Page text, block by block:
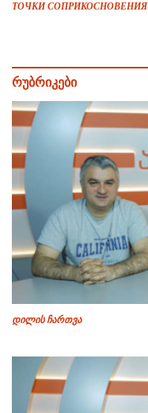
ТОЧКИ СОПРИКОСНОВЕНИЯ
რუბრიკები
დილის ჩართვა